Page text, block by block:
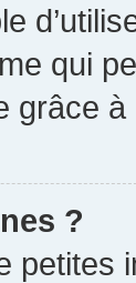
qui
à
?
petites